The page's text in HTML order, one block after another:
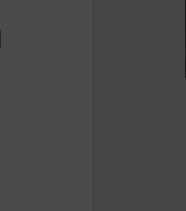
More about: Astronomische